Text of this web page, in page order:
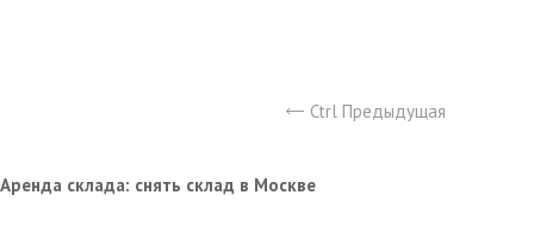
Ctrl Предыдущая
Аренда склада: снять склад в Москве